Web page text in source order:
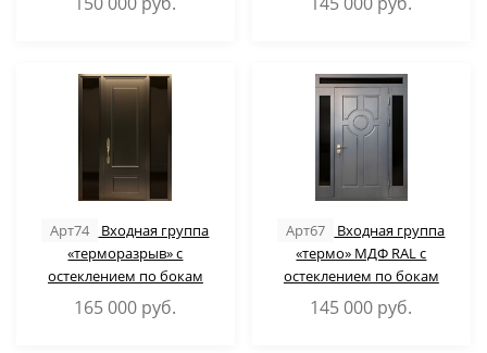
Арт74
Входная группа
«терморазрыв» с
остеклением по бокам
165 000 руб.
Арт67
Входная группа
«термо» МДФ RAL с
остеклением по бокам
145 000 руб.